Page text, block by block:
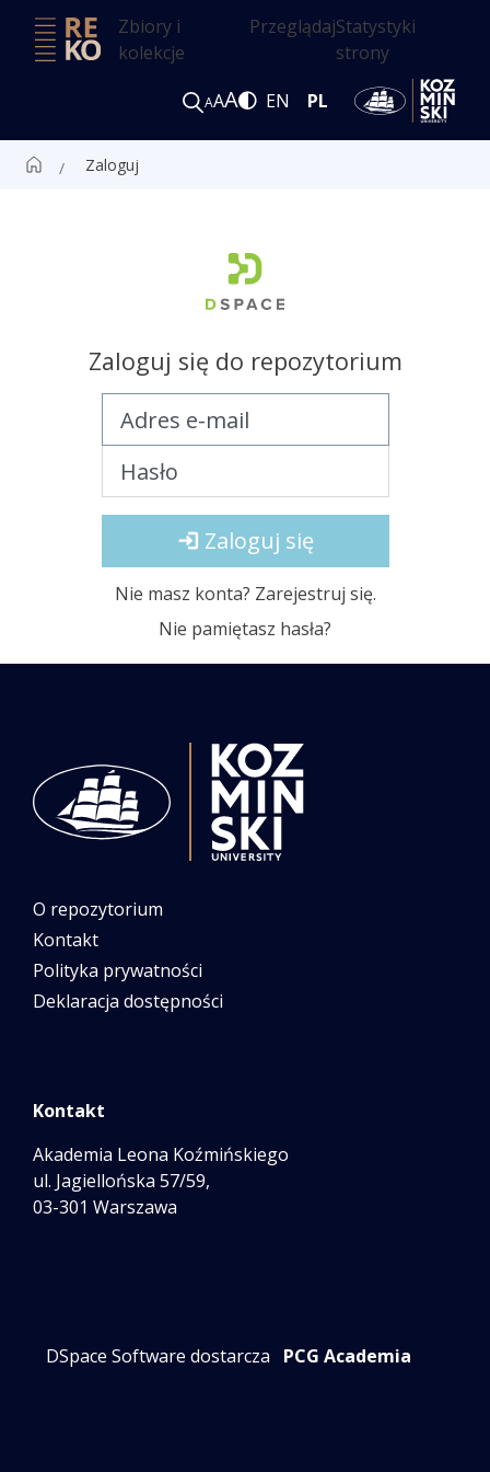
Zbiory i
kolekcje
PrzeglądajStatystyki
strony
AAA EN PL
Zaloguj
Zaloguj się do repozytorium
Zaloguj się
Nie masz konta? Zarejestruj się.
Nie pamiętasz hasła?
O repozytorium
Kontakt
Polityka prywatności
Deklaracja dostępności
Kontakt
Akademia Leona Koźmińskiego
ul. Jagiellońska 57/59,
03-301 Warszawa
DSpace Software dostarcza PCG Academia